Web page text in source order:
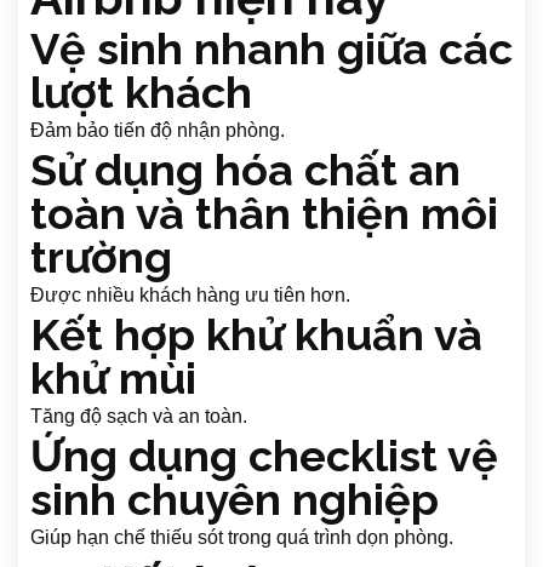
Vệ sinh nhanh giữa các
lượt khách
Đảm bảo tiến độ nhận phòng.
Sử dụng hóa chất an
toàn và thân thiện môi
trường
Được nhiều khách hàng ưu tiên hơn.
Kết hợp khử khuẩn và
khử mùi
Tăng độ sạch và an toàn.
Ứng dụng checklist vệ
sinh chuyên nghiệp
Giúp hạn chế thiếu sót trong quá trình dọn phòng.